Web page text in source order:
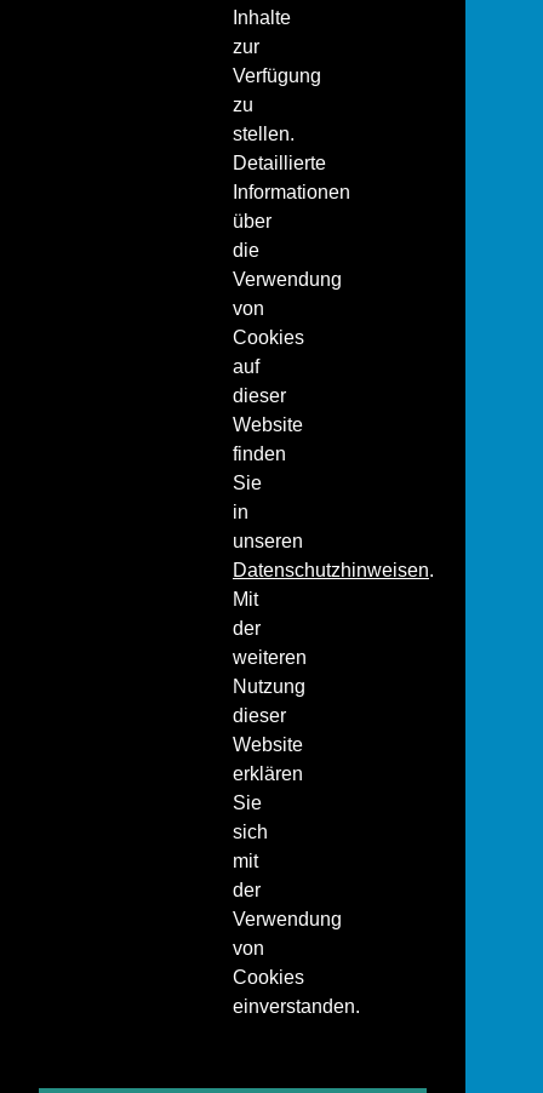
Inhalte
zur
Verfügung
zu
stellen.
Detaillierte
Informationen
über
die
Verwendung
von
Cookies
auf
dieser
Website
finden
Sie
in
unseren
Datenschutzhinweisen.
Mit
der
weiteren
Nutzung
dieser
Website
erklären
Sie
sich
mit
der
Verwendung
von
Cookies
einverstanden.